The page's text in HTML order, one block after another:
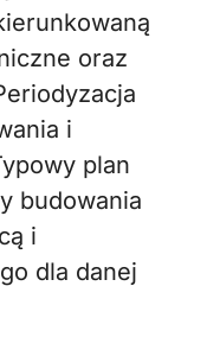
oraz
i
plan
budowania
i
dla danej